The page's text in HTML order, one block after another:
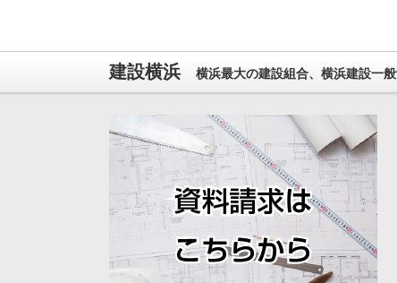
建設横浜 横浜最大の建設組合、横浜建設一